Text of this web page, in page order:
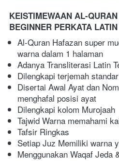
KEISTIMEWAAN AL-
BEGINNER PERKATA
Al-Quran Hafazan super
warna dalam 1 halaman
Adanya Transliterasi Latin
Dilengkapi terjemah
Disertai Awal Ayat dan
menghafal posisi ayat
Dilengkapi kolom Murojaah
Tajwid Warna memahami
Tafsir Ringkas
Setiap Juz Memiliki warna
Menggunakan Waqaf Jeda